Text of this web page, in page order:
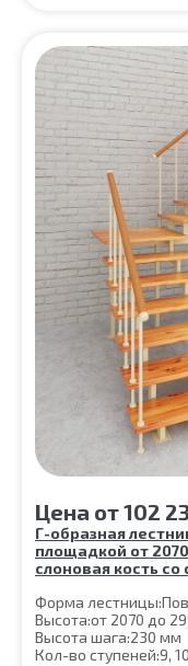
Материал каркаса:
Срок гарантии (на
Цена от102
Г-образная
площадкой от
слоновая кость
Форма лестницы:
Высота:от 2070 до
Высота шага:230 мм
Кол-во ступеней:9,